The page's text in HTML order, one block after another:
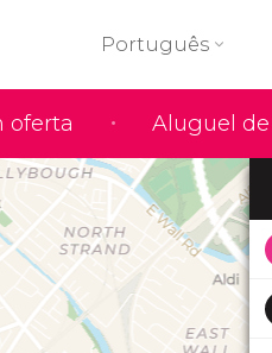
oferta Aluguel de
Português